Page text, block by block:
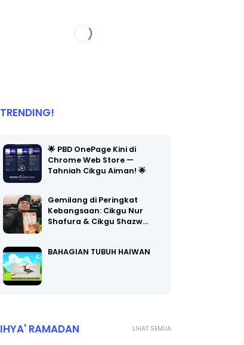
TRENDING!
🌟 PBD OnePage Kini di
Chrome Web Store —
Tahniah Cikgu Aiman! 🌟
Gemilang di Peringkat
Kebangsaan: Cikgu Nur
Shafura & Cikgu Shazw…
BAHAGIAN TUBUH HAIWAN
LIHAT SEMUA
IHYA' RAMADAN